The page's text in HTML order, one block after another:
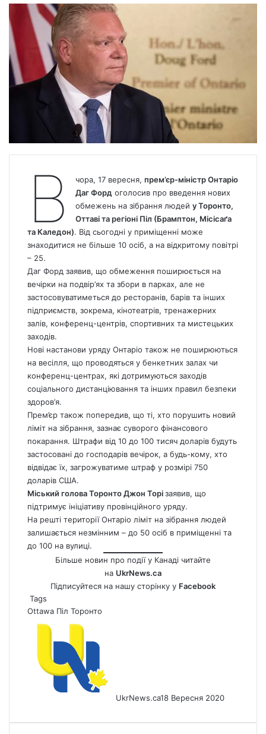
В чора, 17 вересня, прем’єр-міністр Онтаріо
Даг Фордоголосив про введення нових
обмежень на зібрання людей у Торонто,
Оттаві та регіоні Піл (Брамптон, Місісаґа
та Каледон). Від сьогодні у приміщенні може
знаходитися не більше 10 осіб, а на відкритому повітрі
– 25.
Даг Форд заявив, що обмеження поширюється на
вечірки на подвір’ях та збори в парках, але не
застосовуватиметься до ресторанів, барів та інших
підприємств, зокрема, кінотеатрів, тренажерних
залів, конференц-центрів, спортивних та мистецьких
заходів.
Нові настанови уряду Онтаріо також не поширюються
на весілля, що проводяться у бенкетних залах чи
конференц-центрах, які дотримуються заходів
соціального дистанціювання та інших правил безпеки
здоров’я.
Прем’єр також попередив, що ті, хто порушить новий
ліміт на зібрання, зазнає суворого фінансового
покарання. Штрафи від 10 до 100 тисяч доларів будуть
застосовані до господарів вечірок, а будь-кому, хто
відвідає їх, загрожуватиме штраф у розмірі 750
доларів США.
Міський голова Торонто Джон Торізаявив, що
підтримує ініціативу провінційного уряду.
На решті території Онтаріо ліміт на зібрання людей
залишається незмінним – до 50 осіб в приміщенні та
до 100 на вулиці.
Більше новин про події у Канаді читайте
на UkrNews.ca
Підписуйтеся на нашу сторінку у Facebook
Tags
Ottawa Піл Торонто
UkrNews.ca18 Вересня 2020